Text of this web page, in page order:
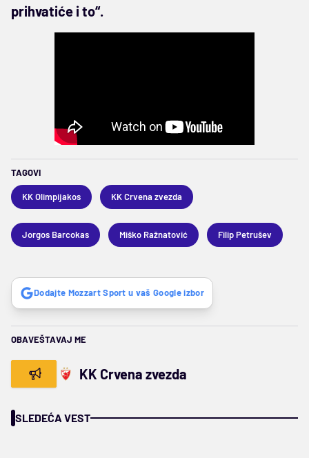
prihvatiće i to“.
TAGOVI
KK Olimpijakos KK Crvena zvezda
Jorgos Barcokas Miško Ražnatović Filip Petrušev
Dodajte Mozzart Sport u vaš Google izbor
OBAVEŠTAVAJ ME
KK Crvena zvezda
SLEDEĆA VEST